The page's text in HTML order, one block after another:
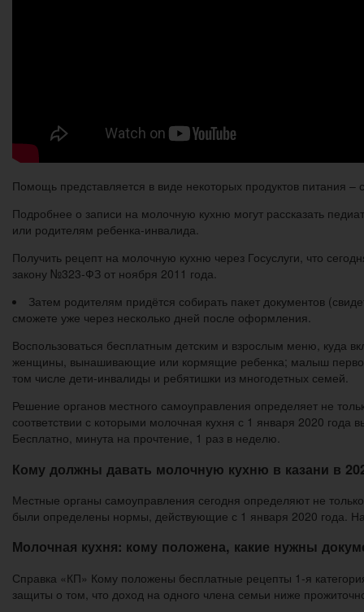
Помощь представляется в виде некоторых продуктов питания
Подробнее о записи на молочную кухню могут рассказать
или родителям ребенка-инвалида.
Получить рецепт на молочную кухню через Госуслуги, что
закону №323-ФЗ от ноября 2011 года.
Затем родителям придётся собирать пакет документов
сможете уже через несколько дней после оформления.
Воспользоваться бесплатным детским и взрослым меню, куда
женщины, вынашивающие или кормящие ребенка; малыш
том числе дети-инвалиды и ребятишки из многодетных семей.
Решение органов местного самоуправления определяет не
соответствии с которыми молочная кухня с 1 января 2020
Бесплатно, минута на прочтение, 1 раз в неделю.
Кому должны давать молочную кухню в казани в
Местные органы самоуправления сегодня определяют не
были определены нормы, действующие с 1 января 2020 года.
Молочная кухня: кому положена, какие нужны
Справка «КП» Кому положены бесплатные рецепты 1-я
защиты о том, что доход на одного члена семьи ниже